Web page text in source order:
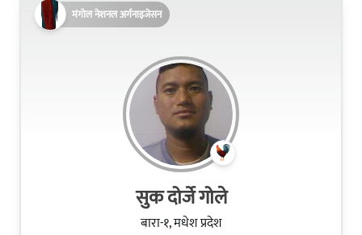
मंगोल नेशनल अर्गनाइजेसन
सुक दोर्जे गोले
बारा-१, मधेश प्रदेश